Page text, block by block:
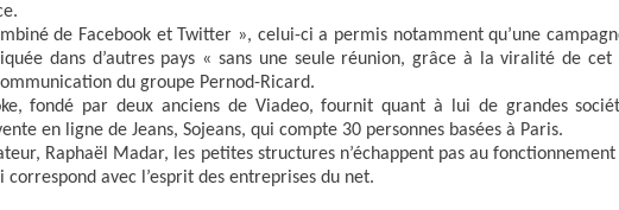
de Facebook et Twitter », celui-ci a permis notamment qu’une
dans d’autres pays « sans une seule réunion, grâce à la viralité de
du groupe Pernod-Ricard.
fondé par deux anciens de Viadeo, fournit quant à lui de grandes
en ligne de Jeans, Sojeans, qui compte 30 personnes basées à Paris.
Raphaël Madar, les petites structures n’échappent pas au
correspond avec l’esprit des entreprises du net.